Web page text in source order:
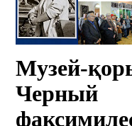
Музей-
Черный
факсимиле